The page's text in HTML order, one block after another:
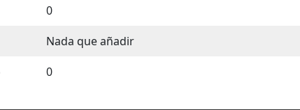
0
Nada que añadir
0